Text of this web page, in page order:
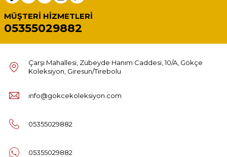
MÜŞTERI HIZMETLERI
05355029882
Çarşı Mahallesi, Zübeyde Hanım Caddesi, 10/A, Gökçe
Koleksiyon, Giresun/Tirebolu
info@gokcekoleksiyon.com
05355029882
05355029882